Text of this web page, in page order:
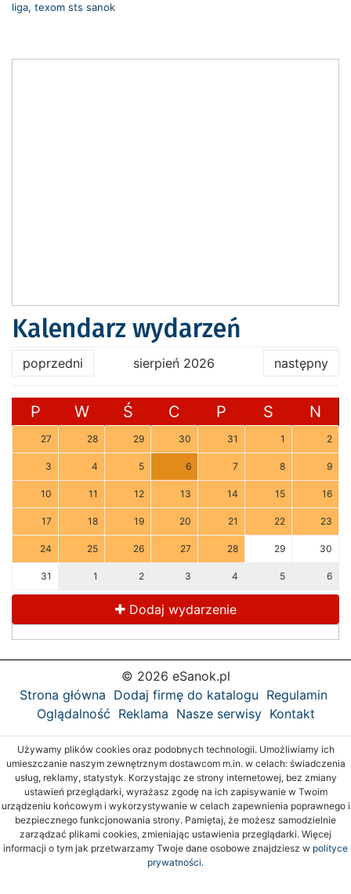
liga, texom sts sanok
Kalendarz wydarzeń
poprzedni sierpień 2026 następny
P W Ś C P S N
27 28 29 30 31 1 2
3 4 5 6 7 8 9
10 11 12 13 14 15 16
17 18 19 20 21 22 23
24 25 26 27 28 29 30
31 1 2 3 4 5 6
Dodaj wydarzenie
© 2026 eSanok.pl
Strona główna Dodaj firmę do katalogu Regulamin
Oglądalność Reklama Nasze serwisy Kontakt
Używamy plików cookies oraz podobnych technologii. Umożliwiamy ich
umieszczanie naszym zewnętrznym dostawcom m.in. w celach: świadczenia
usług, reklamy, statystyk. Korzystając ze strony internetowej, bez zmiany
ustawień przeglądarki, wyrażasz zgodę na ich zapisywanie w Twoim
urządzeniu końcowym i wykorzystywanie w celach zapewnienia poprawnego i
bezpiecznego funkcjonowania strony. Pamiętaj, że możesz samodzielnie
zarządzać plikami cookies, zmieniając ustawienia przeglądarki. Więcej
informacji o tym jak przetwarzamy Twoje dane osobowe znajdziesz w polityce
prywatności.